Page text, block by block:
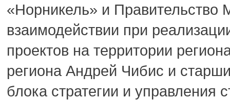
«Норникель» и Правительство
взаимодействии при
проектов на территории
региона Андрей Чибис и
блока стратегии и управления